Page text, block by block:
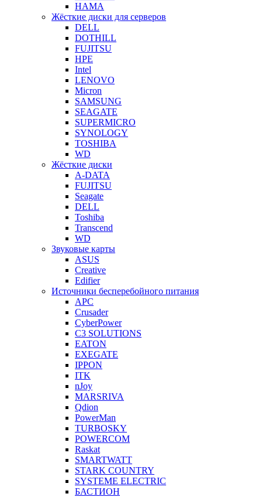
HAMA
Жёсткие диски для серверов
DELL
DOTHILL
FUJITSU
HPE
Intel
LENOVO
Micron
SAMSUNG
SEAGATE
SUPERMICRO
SYNOLOGY
TOSHIBA
WD
Жёсткие диски
A-DATA
FUJITSU
Seagate
DELL
Toshiba
Transcend
WD
Звуковые карты
ASUS
Creative
Edifier
Источники бесперебойного питания
APC
Crusader
CyberPower
C3 SOLUTIONS
EATON
EXEGATE
IPPON
ITK
nJoy
MARSRIVA
Qdion
PowerMan
TURBOSKY
POWERCOM
Raskat
SMARTWATT
STARK COUNTRY
SYSTEME ELECTRIC
БАСТИОН